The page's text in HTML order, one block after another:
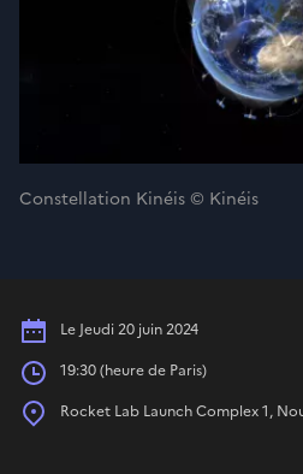
Constellation Kinéis © Kinéis
Date
Le Jeudi 20 juin 2024
Heures19:30 (heure de Paris)
Place
Rocket Lab Launch Complex 1,